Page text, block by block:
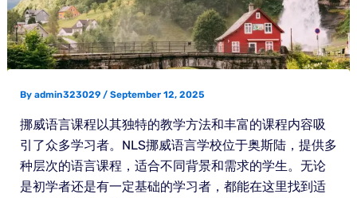
By admin323029 / September 12, 2025
挪威语言课程以其独特的教学方法和丰富的课程内容吸
引了众多学习者。NLS挪威语言学校位于奥斯陆，提供多
种层次的语言课程，适合不同背景和需求的学生。无论
是初学者还是有一定基础的学习者，都能在这里找到适